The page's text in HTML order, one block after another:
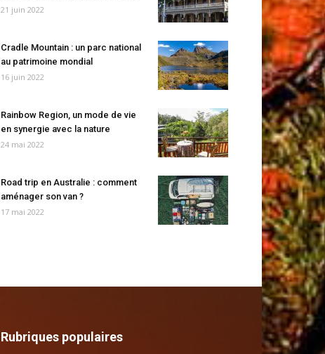
21 juin 2022
Cradle Mountain : un parc national
au patrimoine mondial
16 juin 2022
Rainbow Region, un mode de vie
en synergie avec la nature
24 mai 2022
Road trip en Australie : comment
aménager son van ?
17 mai 2022
Rubriques populaires